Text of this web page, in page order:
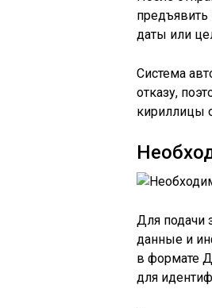
предъявить
даты или
Система
отказу,
кириллицы
Для подачи
данные и
в формате
для